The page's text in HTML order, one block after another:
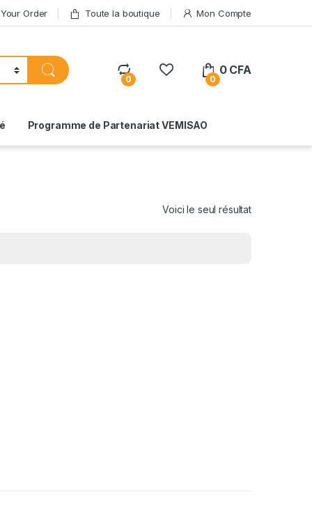
Order Toute la boutique Mon Compte
0 0
0 CFA
Programme de Partenariat VEMISAO
Voici le seul résultat